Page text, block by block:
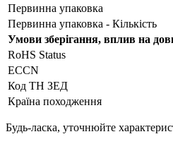
Первинна упаковка
Первинна упаковка - Кількість
Умови зберігання, вплив на
RoHS Status
ECCN
Код ТН ЗЕД
Країна походження
Будь-ласка, уточнюйте